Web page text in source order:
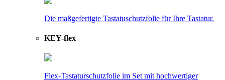
Die maßgefertigte Tastatuschutzfolie für Ihre Tastatur.
KEY-flex
Flex-Tastaturschutzfolie im Set mit hochwertiger